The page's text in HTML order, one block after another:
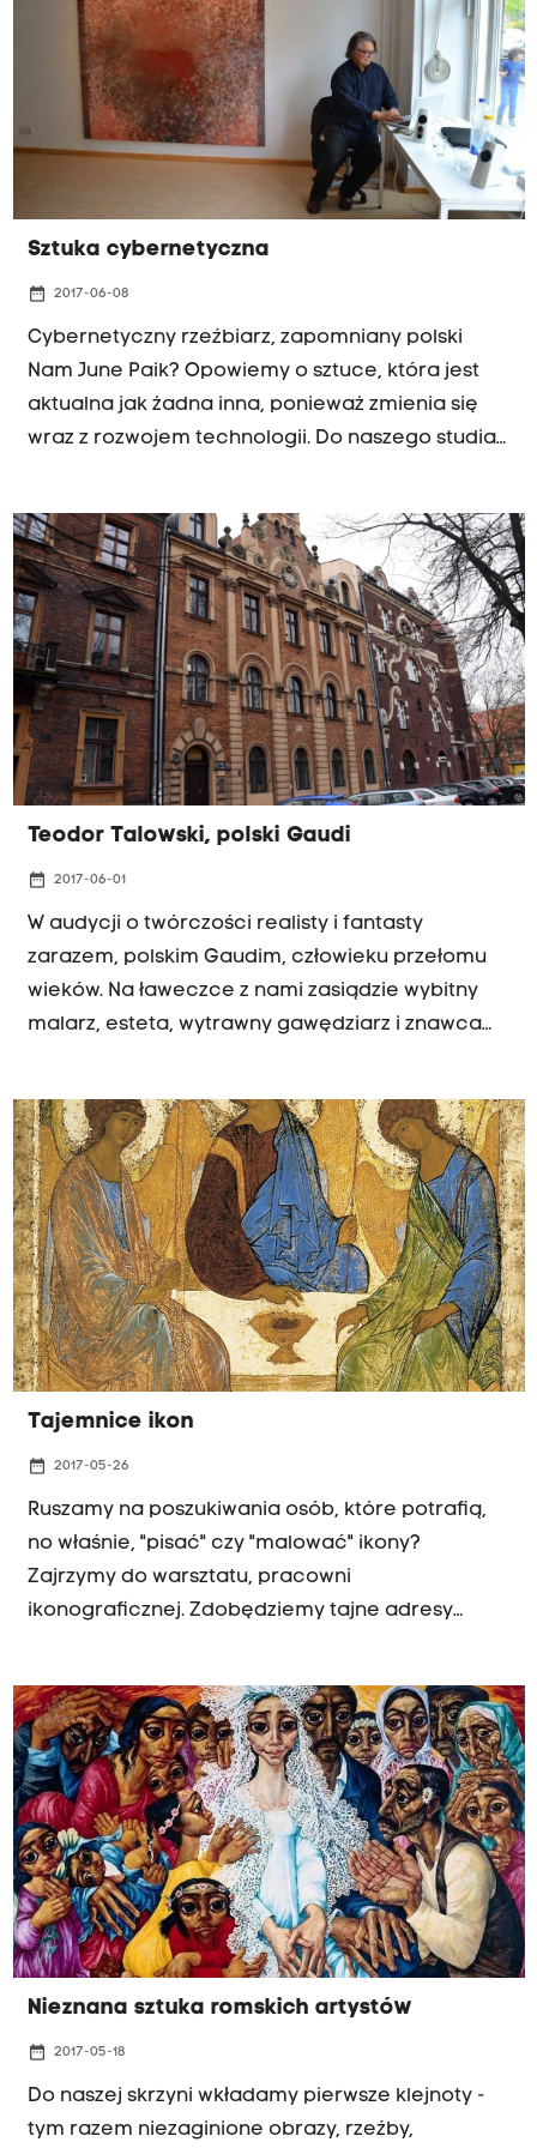
Sztuka cybernetyczna
date_range 2017-06-08
Cybernetyczny rzeźbiarz, zapomniany polski
Nam June Paik? Opowiemy o sztuce, która jest
aktualna jak żadna inna, ponieważ zmienia się
wraz z rozwojem technologii. Do naszego studia
gośćmi są: Agnieszka Olszewska z Akademii
Górniczo-Hutniczej oraz prof. Grzegorz Biliński z
Akademii Sztuk Pięknych. Posłuchaj rozmowy:
Teodor Talowski, polski Gaudi
date_range 2017-06-01
W audycji o twórczości realisty i fantasty
zarazem, polskim Gaudim, człowieku przełomu
wieków. Na ławeczce z nami zasiądzie wybitny
malarz, esteta, wytrawny gawędziarz i znawca
bo o nim tu mowa, architekcie jakich mało!
Tajemnice ikon
date_range 2017-05-26
Ruszamy na poszukiwania osób, które potrafią,
no właśnie, "pisać" czy "malować" ikony?
Zajrzymy do warsztatu, pracowni
ikonograficznej. Zdobędziemy tajne adresy
Gościem specjalnym jest Wioletta Motaska.
Posłuchaj:
Nieznana sztuka romskich artystów
date_range 2017-05-18
Do naszej skrzyni wkładamy pierwsze klejnoty -
tym razem niezaginione obrazy, rzeźby,